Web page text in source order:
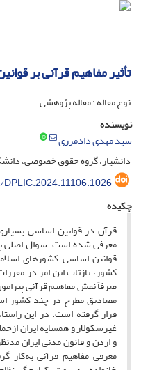
تأثیر مفاهیم قرآنی بر
نوع مقاله : مقاله پژوهشی
نویسنده
سید مهدی دادمرزی
دانشیار، گروه حقوق خصوصی،
چکیده
قرآن در قوانین اساسی
معرفی شده است. سوال اصلی
قوانین اساسی کشورهای
کشور، بازتاب این امر در
صرفاً نقش مفاهیم قرآنی
مصادیق مطرح در چند کشور
قرار گرفته است. در این
غیرسکولار و همسایه ایران
و اردن و قانون مدنیایران
معرفی مفاهیم قرآنی به‌کار